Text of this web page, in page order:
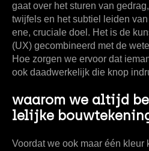
gaat over het sturen van
twijfels en het subtiel leiden
ene, cruciale doel. Het is de
(UX) gecombineerd met de
Hoe zorgen we ervoor dat
ook daadwerkelijk die knop
waarom we altijd
lelijke
Voordat we ook maar één kleur